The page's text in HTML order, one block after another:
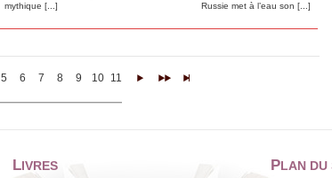
mythique [...]
Russie met à l’eau son [...]
5 6 7 8 9 10 11 12 13 14
LIVRES PLAN DU